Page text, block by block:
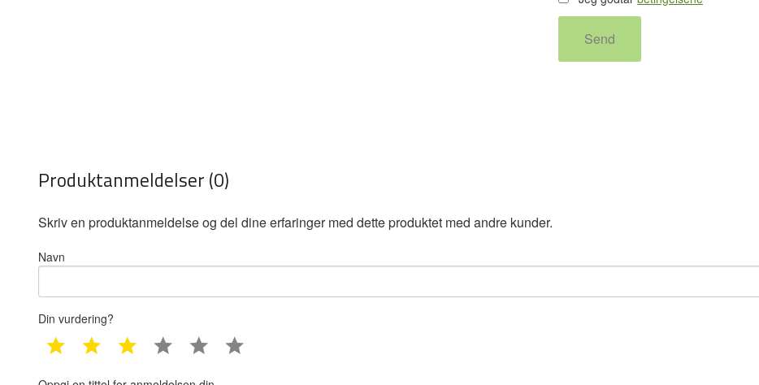
Send
Produktanmeldelser (0)
Skriv en produktanmeldelse og del dine erfaringer med dette produktet med andre kunder.
Navn
Din vurdering?
1 star 2 star 3 star 4 star 5 star